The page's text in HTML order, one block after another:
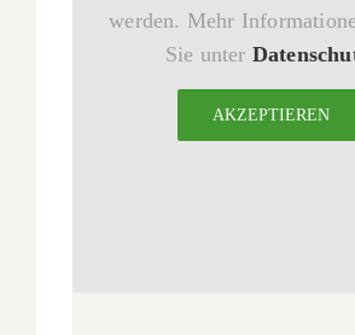
werden. Mehr
Sie unter
AKZEPTIEREN